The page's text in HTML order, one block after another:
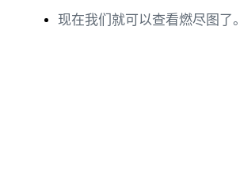
现在我们就可以查看燃尽图了。